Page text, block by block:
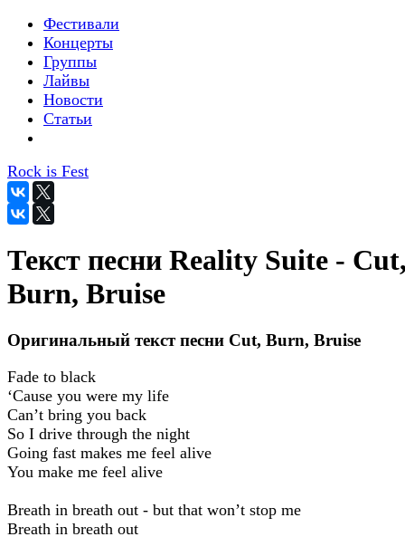
Фестивали
Концерты
Группы
Лайвы
Новости
Статьи
Rock is Fest
Текст песни Reality Suite -
Burn, Bruise
Оригинальный текст песни Cut, Burn, Bruise
Fade to black
‘Cause you were my life
Can’t bring you back
So I drive through the night
Going fast makes me feel alive
You make me feel alive
Breath in breath out - but that won’t stop me
Breath in breath out